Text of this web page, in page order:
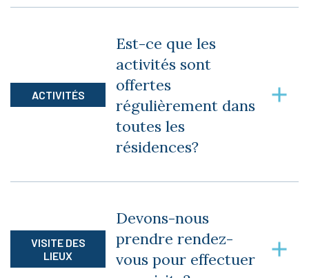
ACTIVITÉS
Est-ce que les
activités sont
offertes
régulièrement dans
toutes les
résidences?
VISITE DES
LIEUX
Devons-nous
prendre rendez-
vous pour effectuer